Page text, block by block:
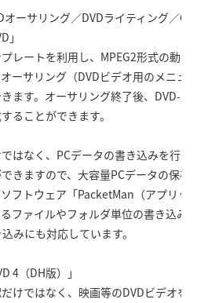
ーサリング／DVDライティング／
」
レートを利用し、MPEG2形式の動
ーサリング（DVDビデオ用のメニュ
ます。オーサリング終了後、DVD-
ることができます。
はなく、PCデータの書き込みを行う
きますので、大容量PCデータの保存
フトウェア「PacketMan（アプリッ
ファイルやフォルダ単位の書き込み
みにも対応しています。
4（DH版）」
けではなく、映画等のDVDビデオを